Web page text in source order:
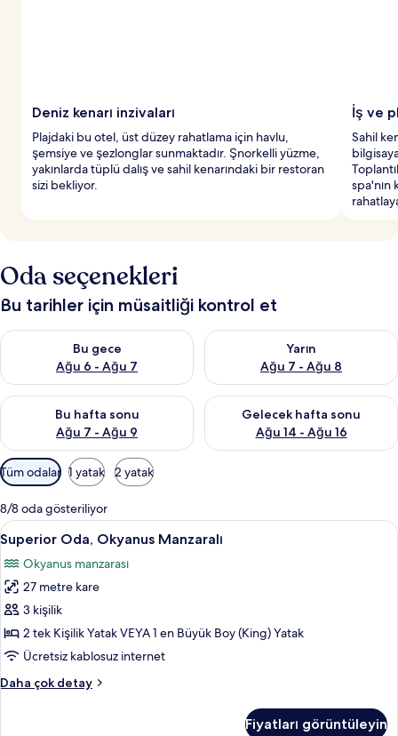
Deniz kenarı inzivaları
Plajdaki bu otel, üst düzey rahatlama için havlu,
şemsiye ve şezlonglar sunmaktadır. Şnorkelli yüzme,
yakınlarda tüplü dalış ve sahil kenarındaki bir restoran
sizi bekliyor.
İş ve
Sahil
spa'nın
Oda seçenekleri
Bu tarihler için müsaitliği kontrol et
Bu gece
Ağu 6 - Ağu 7
Bu gece için müsaitliği kontrol et Ağu 6 - Ağu 7
Yarın
Ağu 7 - Ağu 8
Yarın için müsaitliği kontrol
Bu hafta sonu
Ağu 7 - Ağu 9
Bu hafta sonu için müsaitliği kontrol et Ağu 7 - Ağu 9
Gelecek hafta sonu
Ağu 14 - Ağu 16
Önümüzdeki hafta sonu için
Odalar
için
mevcut
filtreler
Tüm odalar 1 yatak 2 yatak
8/8 oda gösteriliyor
Superior
Oda,
Okyanus
Manzaralı
için
tüm
fotoğrafları
Superior Oda, Okyanus Manzaralı |
11
Superior Oda, Okyanus Manzaralı
Okyanus manzarası
27 metre kare
3 kişilik
2 tek Kişilik Yatak VEYA 1 en Büyük Boy (King) Yatak
Ücretsiz kablosuz internet
Daha çok detay
Superior
Fiyatları görüntüleyin